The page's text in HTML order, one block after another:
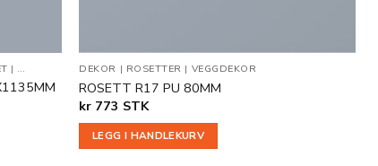
| VEGGDEKORDEKOR | ROSETTER | VEGGDEKOR
ROSETT R17 PU 80MM
kr 773 STK
LEGG I HANDLEKURV